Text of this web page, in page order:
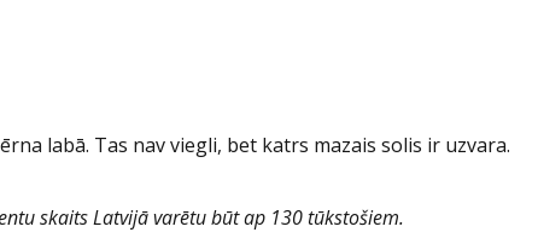
labā. Tas nav viegli, bet katrs mazais solis ir uzvara.
skaits Latvijā varētu būt ap 130 tūkstošiem.